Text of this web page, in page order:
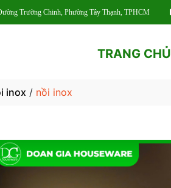
Trường Chinh, Phường Tây Thạnh, TPHCM
TRANG CHỦ
inox / nồi inox